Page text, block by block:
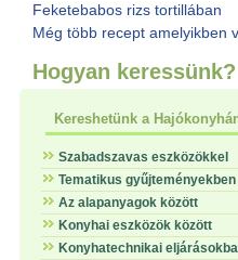
Feketebabos rizs tortillában
Még több recept amelyikben
Hogyan keressünk?
Kereshetünk a
Szabadszavas eszközökkel
Tematikus gyűjteményekben
Az alapanyagok között
Konyhai eszközök között
Konyhatechnikai